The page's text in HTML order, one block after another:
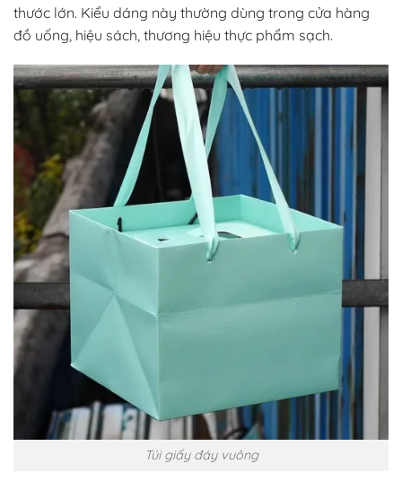
thước lớn. Kiểu dáng này thường dùng trong cửa hàng
đồ uống, hiệu sách, thương hiệu thực phẩm sạch.
Túi giấy đáy vuông